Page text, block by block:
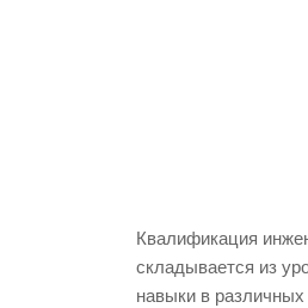
Квалификация
складывается из
навыки в